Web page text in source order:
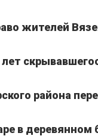
жителей
района
в деревянном